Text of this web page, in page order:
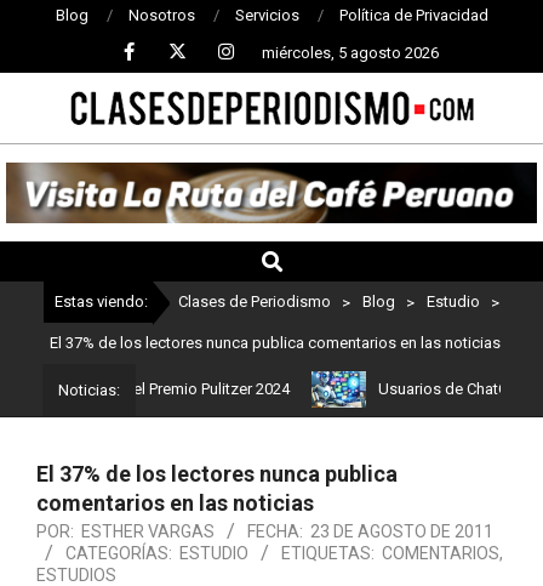
Blog Nosotros Servicios Política de Privacidad
miércoles, 5 agosto 2026
CLASES
DE
PERIODISMO
Estas viendo: Clases de Periodismo > Blog > Estudio >
El 37% de los lectores nunca publica comentarios en las noticias
Noticias:
ganadores del Premio Pulitzer 2024 Usuarios de ChatGPT
El 37% de los lectores nunca publica
comentarios en las noticias
POR: ESTHER VARGAS FECHA: 23 DE AGOSTO DE 2011
CATEGORÍAS: ESTUDIO ETIQUETAS: COMENTARIOS,
ESTUDIOS